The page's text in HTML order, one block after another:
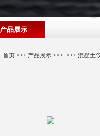
产品展示
首页>>> 产品展示>>> >>> 混凝土